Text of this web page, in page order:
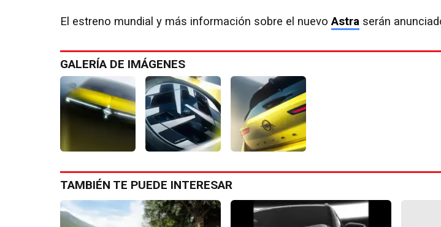
El estreno mundial y más información sobre el nuevoAstra serán
GALERÍA DE IMÁGENES
TAMBIÉN TE PUEDE INTERESAR